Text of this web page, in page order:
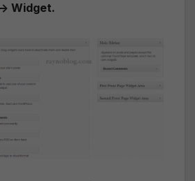
Widget.